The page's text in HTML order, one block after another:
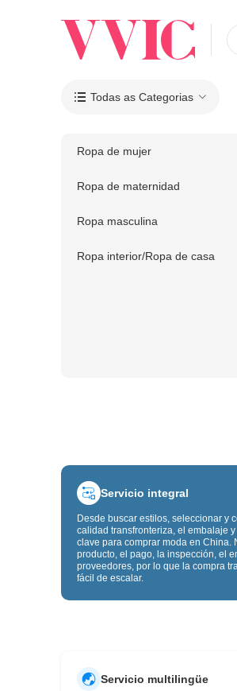
 Todas as Categorias
Ropa de mujer
Ropa de maternidad
Ropa masculina
Ropa interior/Ropa de casa
Servicio integral
Desde buscar estilos, seleccionar y
calidad transfronteriza, el embalaje
clave para comprar moda en China.
producto, el pago, la inspección, el
proveedores, por lo que la compra
fácil de escalar.
Servicio multilingüe